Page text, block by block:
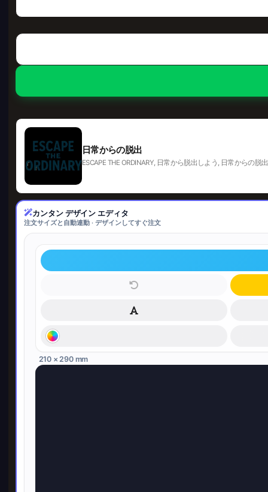
日常からの脱出
ESCAPE THE ORDINARY, 日常から脱出しよう, 日常からの脱
カンタン デザイン エディタ
注文サイズと自動連動 · デザインしてすぐ注文
210 × 290 mm